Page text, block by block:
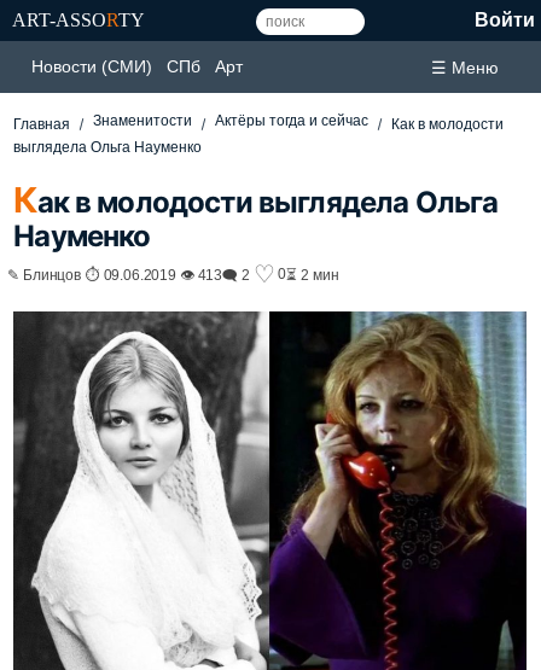
ART-ASSORTY Войти
Новости (СМИ) СПб Арт ☰ Меню
Главная Знаменитости Актёры тогда и сейчас
Как в молодости
выглядела Ольга Науменко
Как в молодости выглядела Ольга
Науменко
✎ Блинцов ⏱ 09.06.2019 👁 413🗨 2 ♡ 0⏳ 2 мин